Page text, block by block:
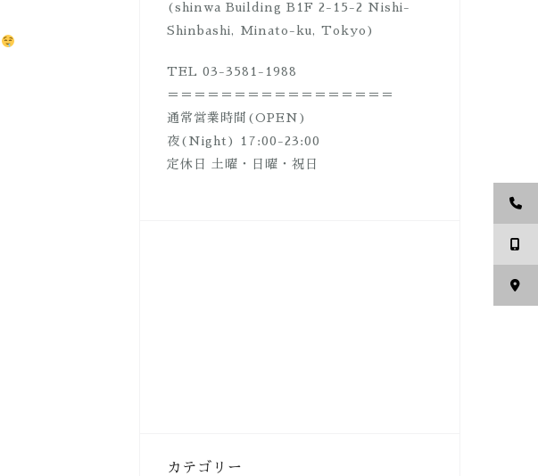
(shinwa Building B1F 2-15-2 Nishi-
Shinbashi, Minato-ku, Tokyo)
TEL 03-3581-1988
＝＝＝＝＝＝＝＝＝＝＝＝＝＝＝＝＝
通常営業時間(OPEN)
夜(Night) 17:00-23:00
定休日 土曜・日曜・祝日
カテゴリー